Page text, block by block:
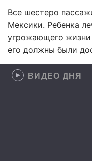
Все шестеро
Мексики. Ребенка
угрожающего жизни
его должны были
ВИДЕО ДНЯ